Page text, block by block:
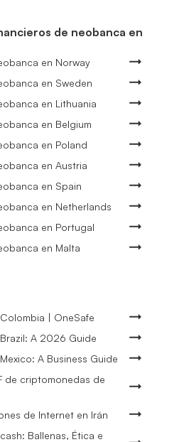
de neobanca en
en Norway
en Sweden
en Lithuania
en Belgium
en Poland
en Austria
en Spain
en Netherlands
en Portugal
en Malta
| OneSafe
A 2026 Guide
A Business Guide
de criptomonedas de
de Internet en Irán
Ballenas, Ética e